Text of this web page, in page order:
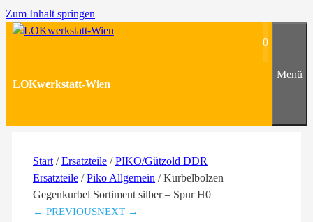
Zum Inhalt springen
LOKwerkstatt-Wien
0
Menü
Start /Ersatzteile /PIKO/Gützold DDR
Ersatzteile /Piko Allgemein / Kurbelbolzen
Gegenkurbel Sortiment silber – Spur H0
← PREVIOUSNEXT →